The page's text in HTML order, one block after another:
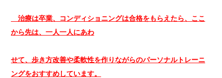
治療は卒業、コンディショニングは合格をもらえたら、ここ
から先は、一人一人にあわ
せて、歩き方改善や柔軟性を作りながらのパーソナルトレーニ
ングをおすすめしています。